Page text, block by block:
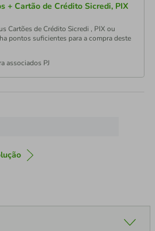
+ Cartão de Crédito Sicredi, PIX
Cartões de Crédito Sicredi , PIX ou
pontos suficientes para a compra deste
associados PJ